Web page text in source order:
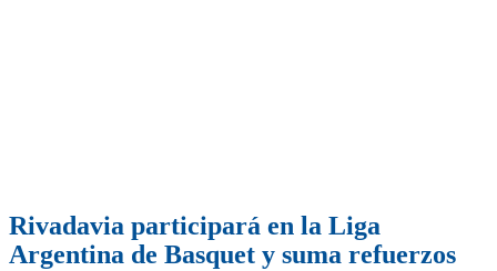
Rivadavia participará en la Liga
Argentina de Basquet y suma refuerzos